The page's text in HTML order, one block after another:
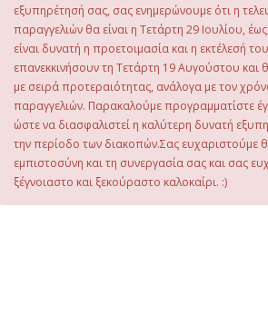
εξυπηρέτησή σας, σας ενημερώνουμε ότι η
παραγγελιών θα είναι η Τετάρτη 29 Ιουλίου,
είναι δυνατή η προετοιμασία και η εκτέλεσή
επανεκκινήσουν τη Τετάρτη 19 Αυγούστου
με σειρά προτεραιότητας, ανάλογα με τον
παραγγελιών. Παρακαλούμε προγραμματίστε
ώστε να διασφαλιστεί η καλύτερη δυνατή
την περίοδο των διακοπών.Σας ευχαριστούμε
εμπιστοσύνη και τη συνεργασία σας και σας
ξέγνοιαστο και ξεκούραστο καλοκαίρι. :)